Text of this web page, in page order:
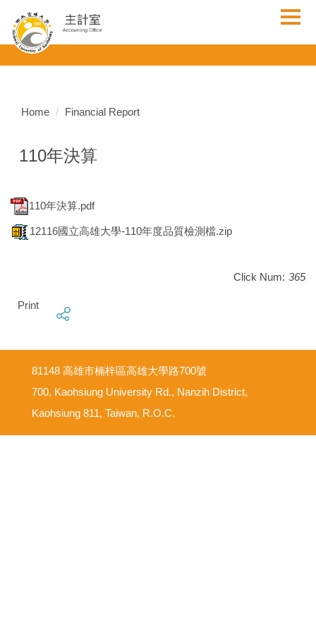
Jump
to
the
main
Home Financial Report
110年決算
110年決算.pdf
12116國立高雄大學-110年度品質檢測檔.zip
Click Num: 365
Print
81148 高雄市楠梓區高雄大學路700號
700, Kaohsiung University Rd., Nanzih District,
Kaohsiung 811, Taiwan, R.O.C.